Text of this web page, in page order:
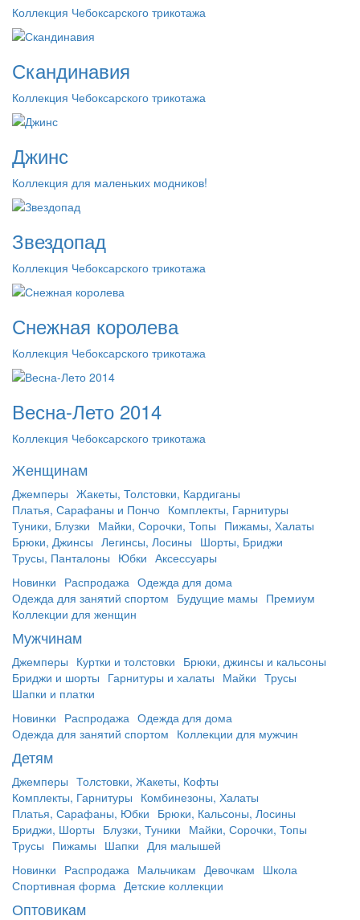
Коллекция Чебоксарского трикотажа
Скандинавия
Коллекция Чебоксарского трикотажа
Джинс
Коллекция для маленьких модников!
Звездопад
Коллекция Чебоксарского трикотажа
Снежная королева
Коллекция Чебоксарского трикотажа
Весна-Лето 2014
Коллекция Чебоксарского трикотажа
Женщинам
Джемперы Жакеты, Толстовки, Кардиганы
Платья, Сарафаны и Пончо Комплекты, Гарнитуры
Туники, Блузки Майки, Сорочки, Топы Пижамы, Халаты
Брюки, Джинсы Легинсы, Лосины Шорты, Бриджи
Трусы, Панталоны Юбки Аксессуары
Новинки Распродажа Одежда для дома
Одежда для занятий спортом Будущие мамы Премиум
Коллекции для женщин
Мужчинам
Джемперы Куртки и толстовки Брюки, джинсы и кальсоны
Бриджи и шорты Гарнитуры и халаты Майки Трусы
Шапки и платки
Новинки Распродажа Одежда для дома
Одежда для занятий спортом Коллекции для мужчин
Детям
Джемперы Толстовки, Жакеты, Кофты
Комплекты, Гарнитуры Комбинезоны, Халаты
Платья, Сарафаны, Юбки Брюки, Кальсоны, Лосины
Бриджи, Шорты Блузки, Туники Майки, Сорочки, Топы
Трусы Пижамы Шапки Для малышей
Новинки Распродажа Мальчикам Девочкам Школа
Спортивная форма Детские коллекции
Оптовикам